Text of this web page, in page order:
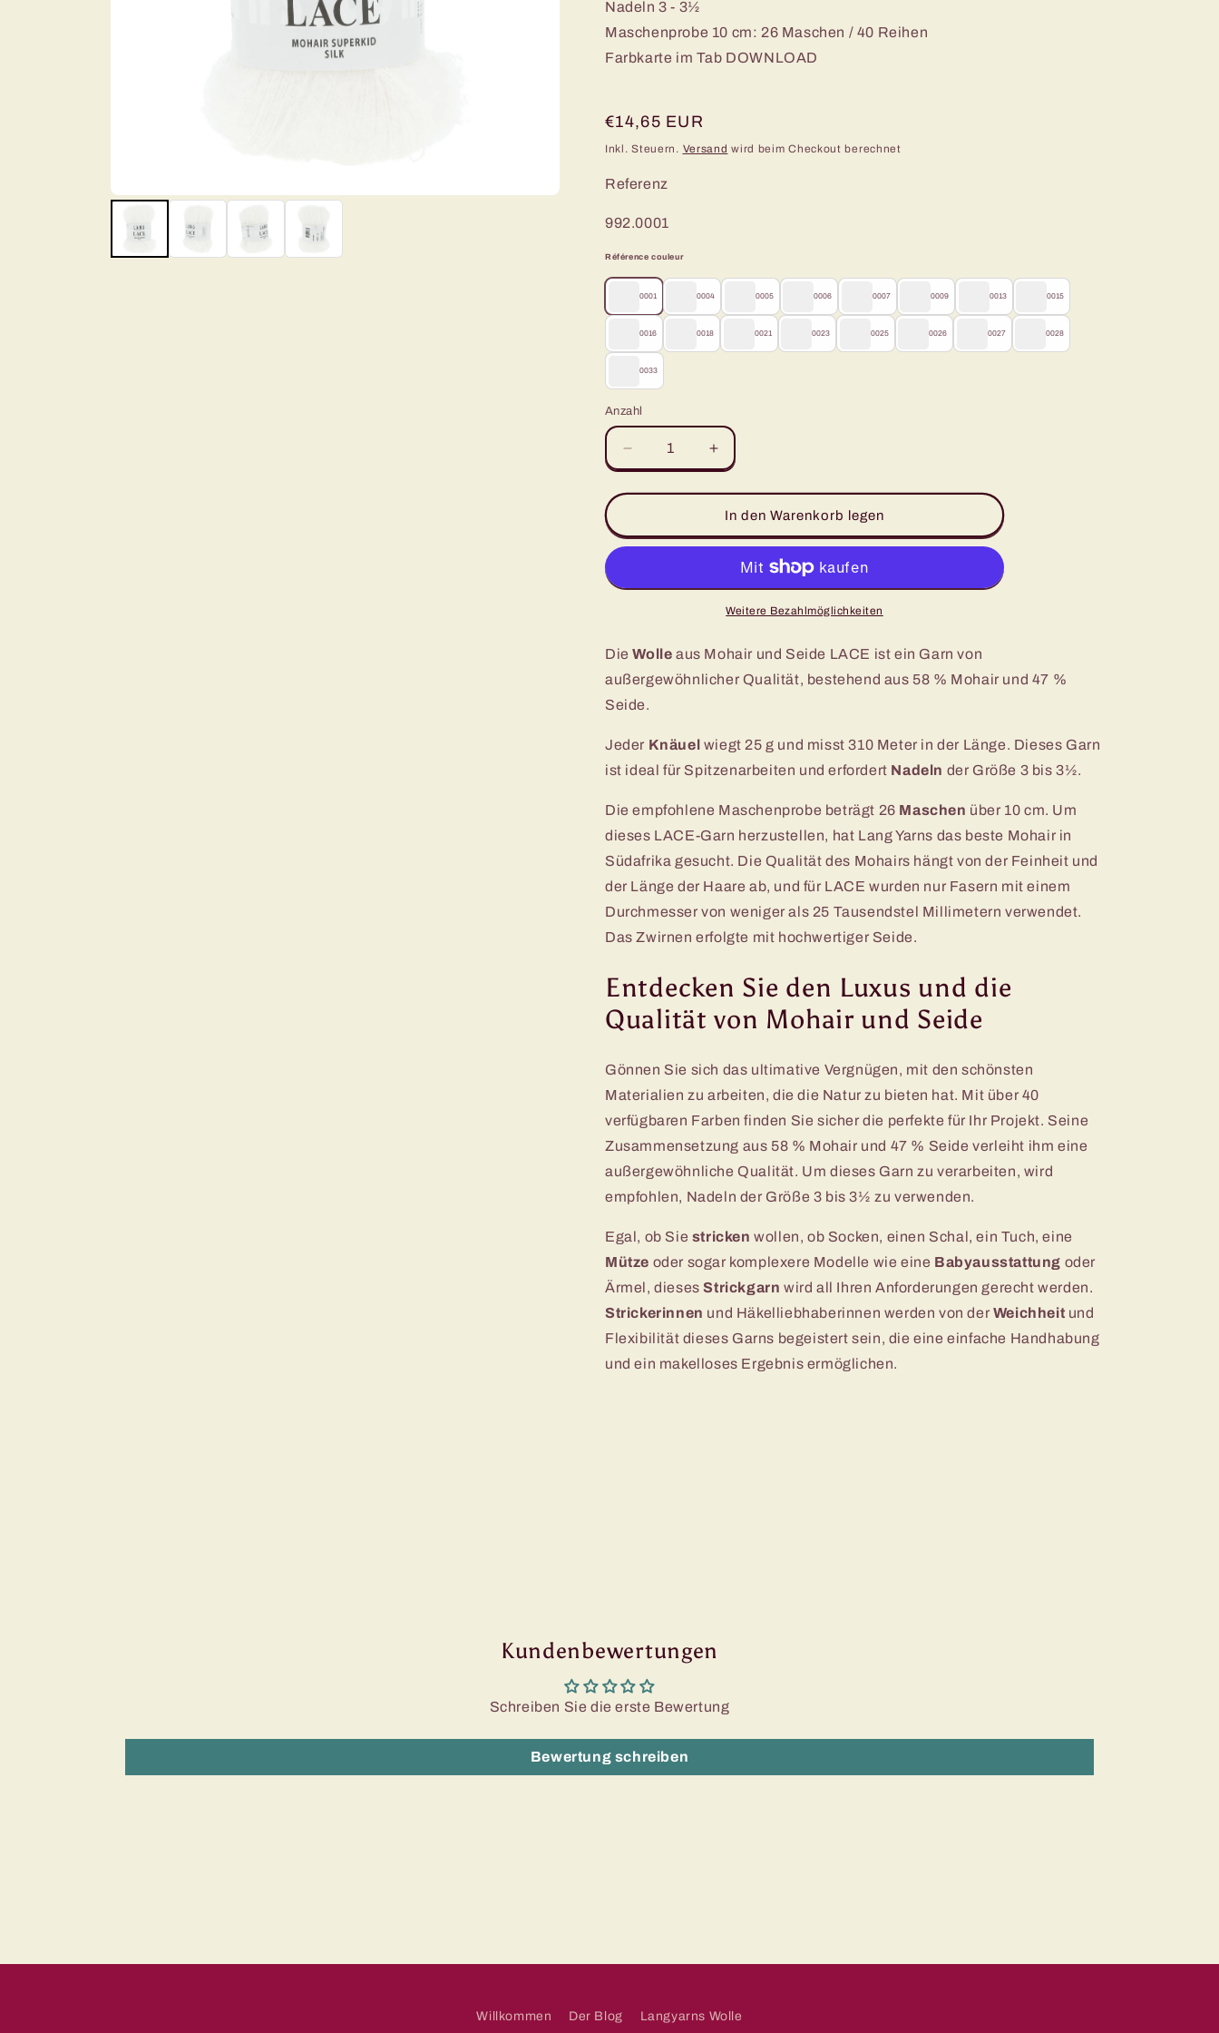
Nadeln 3 - 3½
Maschenprobe 10 cm: 26 Maschen / 40 Reihen
Farbkarte im Tab DOWNLOAD
Normaler
Preis
€14,65 EUR
Inkl. Steuern. Versand wird beim Checkout berechnet
Referenz
SKU:
992.0001
Référence couleur
0001 0004 0005 0006 0007 0009 0013 0015
0016 0018 0021 0023 0025 0026 0027 0028
0033
Référence couleur
0001 0004
Anzahl
Verringere
die
Menge
Luxuriöses
Mohair-
Garn
Erhöhe
die
Menge
für
Luxuriöses
Mohair-
Seiden-
Garn
In den Warenkorb legen
Weitere Bezahlmöglichkeiten
DieWolle aus Mohair und Seide LACE ist ein Garn von
außergewöhnlicher Qualität, bestehend aus 58 % Mohair und 47 %
Seide.
Jeder Knäuel wiegt 25 g und misst 310 Meter in der Länge. Dieses Garn
ist ideal für Spitzenarbeiten und erfordert Nadeln der Größe 3 bis 3½.
Die empfohlene Maschenprobe beträgt 26 Maschen über 10 cm. Um
dieses LACE-Garn herzustellen, hat Lang Yarns das beste Mohair in
Südafrika gesucht. Die Qualität des Mohairs hängt von der Feinheit und
der Länge der Haare ab, und für LACE wurden nur Fasern mit einem
Durchmesser von weniger als 25 Tausendstel Millimetern verwendet.
Das Zwirnen erfolgte mit hochwertiger Seide.
Entdecken Sie den Luxus und die
Qualität von Mohair und Seide
Gönnen Sie sich das ultimative Vergnügen, mit den schönsten
Materialien zu arbeiten, die die Natur zu bieten hat. Mit über 40
verfügbaren Farben finden Sie sicher die perfekte für Ihr Projekt. Seine
Zusammensetzung aus 58 % Mohair und 47 % Seide verleiht ihm eine
außergewöhnliche Qualität. Um dieses Garn zu verarbeiten, wird
empfohlen, Nadeln der Größe 3 bis 3½ zu verwenden.
Egal, ob Sie stricken wollen, ob Socken, einen Schal, ein Tuch, eine
Mütze oder sogar komplexere Modelle wie eine Babyausstattung oder
Ärmel, diesesStrickgarn wird all Ihren Anforderungen gerecht werden.
Strickerinnen und Häkelliebhaberinnen werden von der Weichheit und
Flexibilität dieses Garns begeistert sein, die eine einfache Handhabung
und ein makelloses Ergebnis ermöglichen.
Kundenbewertungen
Schreiben Sie die erste Bewertung
Bewertung schreiben
Willkommen Der Blog Langyarns Wolle